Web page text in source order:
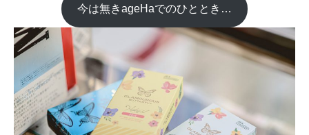
今は無きageHaでのひととき…